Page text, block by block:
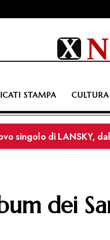
STAMPA CULTURA
e Lello Analfino: il
dei